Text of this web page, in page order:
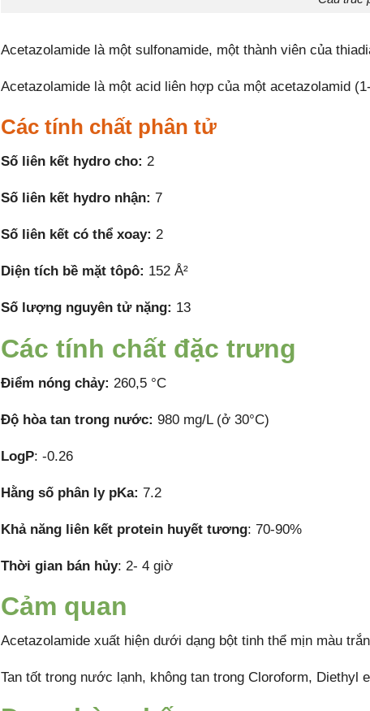
Acetazolamide là một sulfonamide, một thành viên của
Acetazolamide là một acid liên hợp của một acetazolamid
Các tính chất phân tử
Số liên kết hydro cho: 2
Số liên kết hydro nhận: 7
Số liên kết có thể xoay: 2
Diện tích bề mặt tôpô: 152 Å²
Số lượng nguyên tử nặng: 13
Các tính chất đặc trưng
Điểm nóng chảy: 260,5 °C
Độ hòa tan trong nước: 980 mg/L (ở 30°C)
LogP: -0.26
Hằng số phân ly pKa: 7.2
Khả năng liên kết protein huyết tương: 70-90%
Thời gian bán hủy: 2- 4 giờ
Cảm quan
Acetazolamide xuất hiện dưới dạng bột tinh thể mịn màu
Tan tốt trong nước lạnh, không tan trong Cloroform, Diethyl